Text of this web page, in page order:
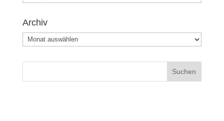
Archiv
Archiv